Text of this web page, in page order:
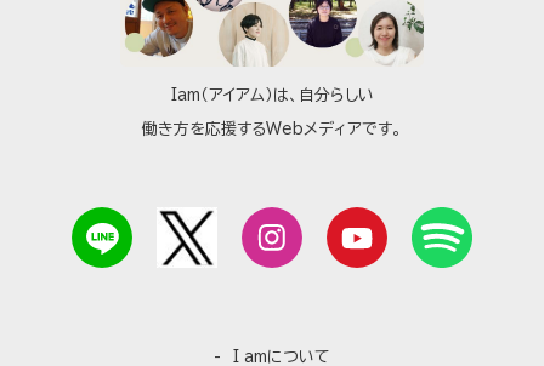
Iam（アイアム）は、自分らしい
働き方を応援するWebメディアです。
I amについて